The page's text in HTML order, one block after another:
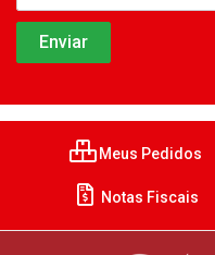
Meus Pedidos
Notas Fiscais